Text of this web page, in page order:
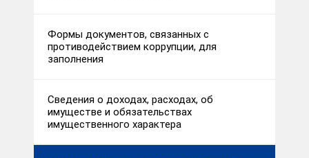
Формы документов, связанных с
противодействием коррупции, для
заполнения
Сведения о доходах, расходах, об
имуществе и обязательствах
имущественного характера